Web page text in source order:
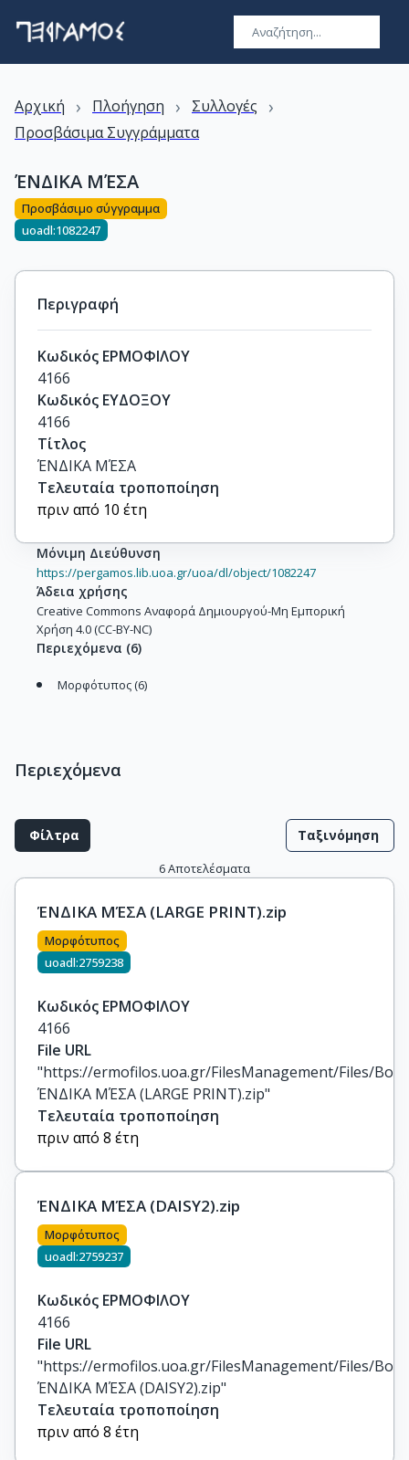
Αρχική › Πλοήγηση › Συλλογές ›
Προσβάσιμα Συγγράμματα
ΈΝΔΙΚΑ ΜΈΣΑ
Προσβάσιμο σύγγραμμα
uoadl:1082247
Περιγραφή
Κωδικός ΕΡΜΟΦΙΛΟΥ
4166
Κωδικός ΕΥΔΟΞΟΥ
4166
Τίτλος
ΈΝΔΙΚΑ ΜΈΣΑ
Τελευταία τροποποίηση
πριν από 10 έτη
Μόνιμη Διεύθυνση
https://pergamos.lib.uoa.gr/uoa/dl/object/1082247
Άδεια χρήσης
Creative Commons Αναφορά Δημιουργού-Μη Εμπορική
Χρήση 4.0 (CC-BY-NC)
Περιεχόμενα (6)
Μορφότυπος (6)
Περιεχόμενα
Φίλτρα Ταξινόμηση
6Αποτελέσματα
ΈΝΔΙΚΑ ΜΈΣΑ (LARGE PRINT).zip
Μορφότυπος
uoadl:2759238
Κωδικός ΕΡΜΟΦΙΛΟΥ
4166
File URL
"https://ermofilos.uoa.gr/FilesManagement/Files/
ΈΝΔΙΚΑ ΜΈΣΑ (LARGE PRINT).zip"
Τελευταία τροποποίηση
πριν από 8 έτη
ΈΝΔΙΚΑ ΜΈΣΑ (DAISY2).zip
Μορφότυπος
uoadl:2759237
Κωδικός ΕΡΜΟΦΙΛΟΥ
4166
File URL
"https://ermofilos.uoa.gr/FilesManagement/Files/
ΈΝΔΙΚΑ ΜΈΣΑ (DAISY2).zip"
Τελευταία τροποποίηση
πριν από 8 έτη